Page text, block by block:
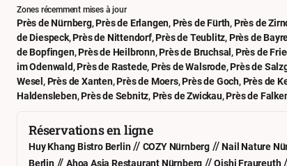
Zones récemment mises à jour
Près de Nürnberg,Près de Erlangen,Près de Fürth,Près de
de Diespeck,Près de Nittendorf,Près de Teublitz,Près de
de Bopfingen,Près de Heilbronn,Près de Bruchsal,Près de
im Odenwald,Près de Rastede,Près de Walsrode,Près de
Wesel,Près de Xanten,Près de Moers,Près de Goch,Près de
Haldensleben,Près de Sebnitz,Près de Zwickau,Près de
Réservations en ligne
Huy Khang Bistro Berlin// COZY Nürnberg //Nail Nature
Berlin//Ahoa Asia Restaurant Nürnberg //Oishi Fraureuth